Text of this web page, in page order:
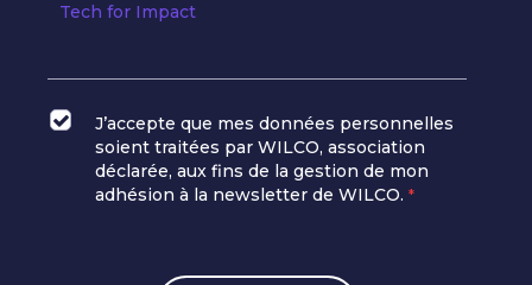
Tech for Impact
J’accepte que mes données personnelles
soient traitées par WILCO, association
déclarée, aux fins de la gestion de mon
adhésion à la newsletter de WILCO. *